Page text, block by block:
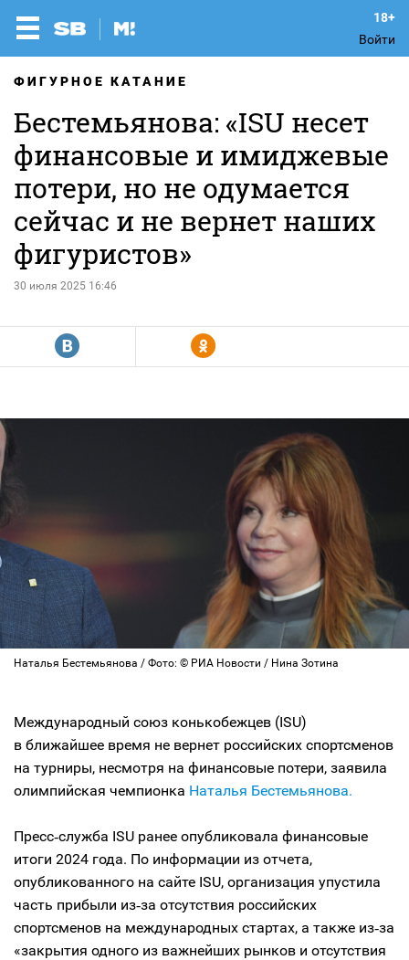
Войти
ФИГУРНОЕ КАТАНИЕ
Бестемьянова: «ISU несет
финансовые и имиджевые
потери, но не одумается
сейчас и не вернет наших
фигуристов»
30 июля 2025 16:46
R Y
Наталья Бестемьянова / Фото: © РИА Новости / Нина Зотина
Международный союз конькобежцев (ISU)
в ближайшее время не вернет российских спортсменов
на турниры, несмотря на финансовые потери, заявила
олимпийская чемпионка Наталья Бестемьянова.
Пресс‑служба ISU ранее опубликовала финансовые
итоги 2024 года. По информации из отчета,
опубликованного на сайте ISU, организация упустила
часть прибыли из‑за отсутствия российских
спортсменов на международных стартах, а также из‑за
«закрытия одного из важнейших рынков и отсутствия